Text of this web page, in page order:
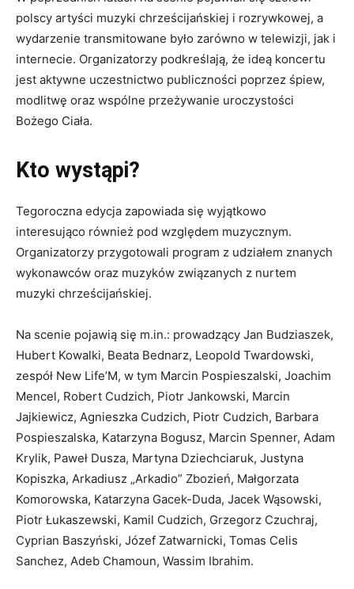
polscy artyści muzyki chrześcijańskiej i rozrywkowej, a
wydarzenie transmitowane było zarówno w telewizji, jak i
internecie. Organizatorzy podkreślają, że ideą koncertu
jest aktywne uczestnictwo publiczności poprzez śpiew,
modlitwę oraz wspólne przeżywanie uroczystości
Bożego Ciała.
Kto wystąpi?
Tegoroczna edycja zapowiada się wyjątkowo
interesująco również pod względem muzycznym.
Organizatorzy przygotowali program z udziałem znanych
wykonawców oraz muzyków związanych z nurtem
muzyki chrześcijańskiej.
Na scenie pojawią się m.in.: prowadzący Jan Budziaszek,
Hubert Kowalki, Beata Bednarz, Leopold Twardowski,
zespół New Life’M, w tym Marcin Pospieszalski, Joachim
Mencel, Robert Cudzich, Piotr Jankowski, Marcin
Jajkiewicz, Agnieszka Cudzich, Piotr Cudzich, Barbara
Pospieszalska, Katarzyna Bogusz, Marcin Spenner, Adam
Krylik, Paweł Dusza, Martyna Dziechciaruk, Justyna
Kopiszka, Arkadiusz „Arkadio” Zbozień, Małgorzata
Komorowska, Katarzyna Gacek-Duda, Jacek Wąsowski,
Piotr Łukaszewski, Kamil Cudzich, Grzegorz Czuchraj,
Cyprian Baszyński, Józef Zatwarnicki, Tomas Celis
Sanchez, Adeb Chamoun, Wassim Ibrahim.